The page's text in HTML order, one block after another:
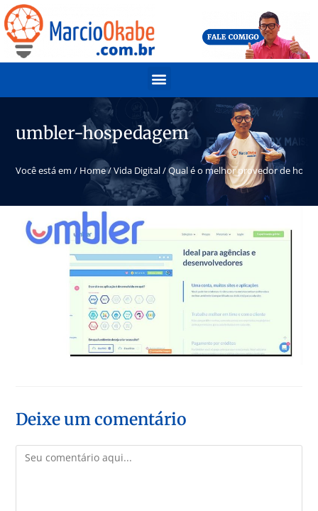
umbler-hospedagem
Você está em / Home/Vida Digital/Qual é o melhor provedor de
Deixe um comentário